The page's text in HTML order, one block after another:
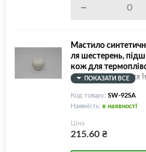
Мастило
ля шестерень,
кож для
в HP1010/1200 та
ПОКАЗАТИ ВСЕ
Код товару: SW-92SA
Наявність: в наявності
Ціна
215.60₴